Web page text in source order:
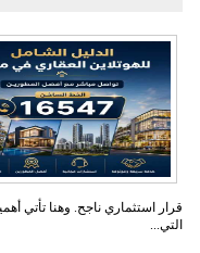
قرار استثماري ناجح. وهنا تأتي
التي...